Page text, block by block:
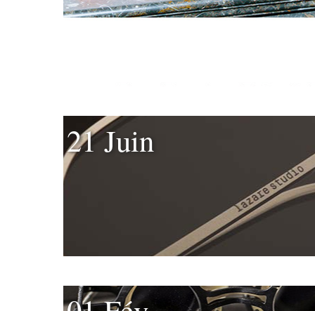
21 Juin